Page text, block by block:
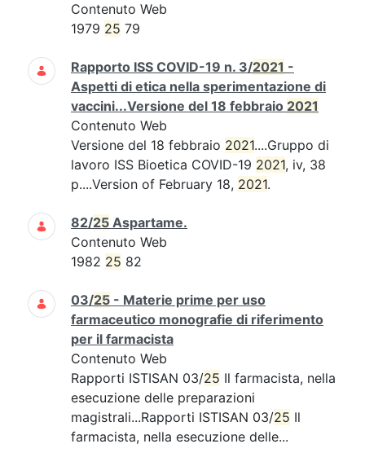
Contenuto Web
1979 25 79
Rapporto ISS COVID-19 n. 3/2021 -
Aspetti di etica nella sperimentazione di
vaccini...Versione del 18 febbraio 2021
Contenuto Web
Versione del 18 febbraio 2021....Gruppo di
lavoro ISS Bioetica COVID-19 2021, iv, 38
p....Version of February 18, 2021.
82/25 Aspartame.
Contenuto Web
1982 25 82
03/25 - Materie prime per uso
farmaceutico monografie di riferimento
per il farmacista
Contenuto Web
Rapporti ISTISAN 03/25 Il farmacista, nella
esecuzione delle preparazioni
magistrali...Rapporti ISTISAN 03/25 Il
farmacista, nella esecuzione delle...